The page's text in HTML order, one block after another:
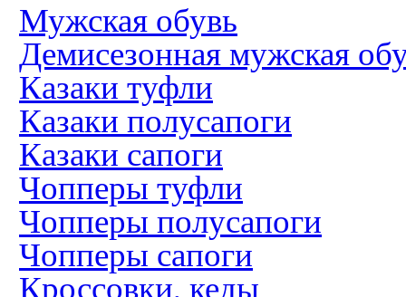
Мужская обувь
Демисезонная мужская
Казаки туфли
Казаки полусапоги
Казаки сапоги
Чопперы туфли
Чопперы полусапоги
Чопперы сапоги
Кроссовки, кеды